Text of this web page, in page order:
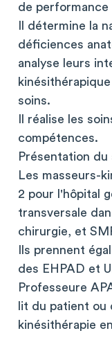
de
Il détermine la
déficiences
analyse leurs
soins.
Il réalise les
compétences.
Présentation
Les masseurs-
2 pour l'hôpital
transversale
chirurgie, et
Ils prennent
des EHPAD et
Professeure
lit du patient ou
kinésithérapie